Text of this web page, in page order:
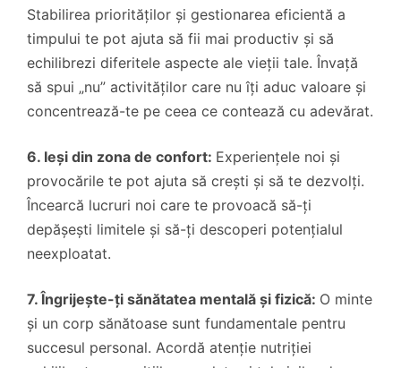
Stabilirea priorităților și gestionarea eficientă a
timpului te pot ajuta să fii mai productiv și să
echilibrezi diferitele aspecte ale vieții tale. Învață
să spui „nu” activităților care nu îți aduc valoare și
concentrează-te pe ceea ce contează cu adevărat.
6. Ieși din zona de confort: Experiențele noi și
provocările te pot ajuta să crești și să te dezvolți.
Încearcă lucruri noi care te provoacă să-ți
depășești limitele și să-ți descoperi potențialul
neexploatat.
7. Îngrijește-ți sănătatea mentală și fizică: O minte
și un corp sănătoase sunt fundamentale pentru
succesul personal. Acordă atenție nutriției